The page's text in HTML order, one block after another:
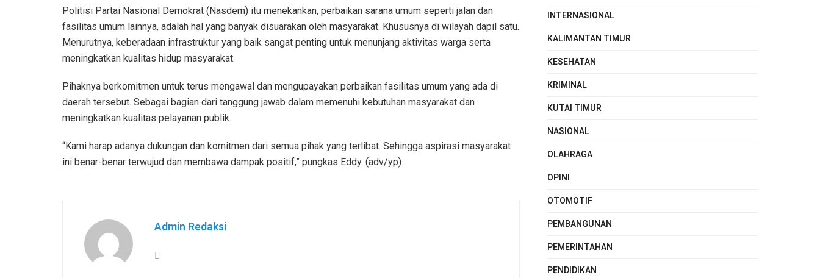
Politisi Partai Nasional Demokrat (Nasdem) itu menekankan, perbaikan sarana umum seperti jalan dan
fasilitas umum lainnya, adalah hal yang banyak disuarakan oleh masyarakat. Khususnya di wilayah dapil satu.
Menurutnya, keberadaan infrastruktur yang baik sangat penting untuk menunjang aktivitas warga serta
meningkatkan kualitas hidup masyarakat.
Pihaknya berkomitmen untuk terus mengawal dan mengupayakan perbaikan fasilitas umum yang ada di
daerah tersebut. Sebagai bagian dari tanggung jawab dalam memenuhi kebutuhan masyarakat dan
meningkatkan kualitas pelayanan publik.
“Kami harap adanya dukungan dan komitmen dari semua pihak yang terlibat. Sehingga aspirasi masyarakat
ini benar-benar terwujud dan membawa dampak positif,” pungkas Eddy. (adv/yp)
Admin Redaksi
INTERNASIONAL
KALIMANTAN TIMUR
KESEHATAN
KRIMINAL
KUTAI TIMUR
NASIONAL
OLAHRAGA
OPINI
OTOMOTIF
PEMBANGUNAN
PEMERINTAHAN
PENDIDIKAN